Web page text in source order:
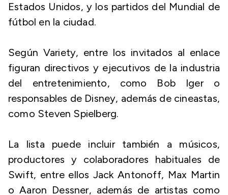
Estados Unidos, y los partidos del Mundial de
fútbol en la ciudad.
Según Variety, entre los invitados al enlace
figuran directivos y ejecutivos de la industria
del entretenimiento, como Bob Iger o
responsables de Disney, además de cineastas,
como Steven Spielberg.
La lista puede incluir también a músicos,
productores y colaboradores habituales de
Swift, entre ellos Jack Antonoff, Max Martin
o Aaron Dessner, además de artistas como